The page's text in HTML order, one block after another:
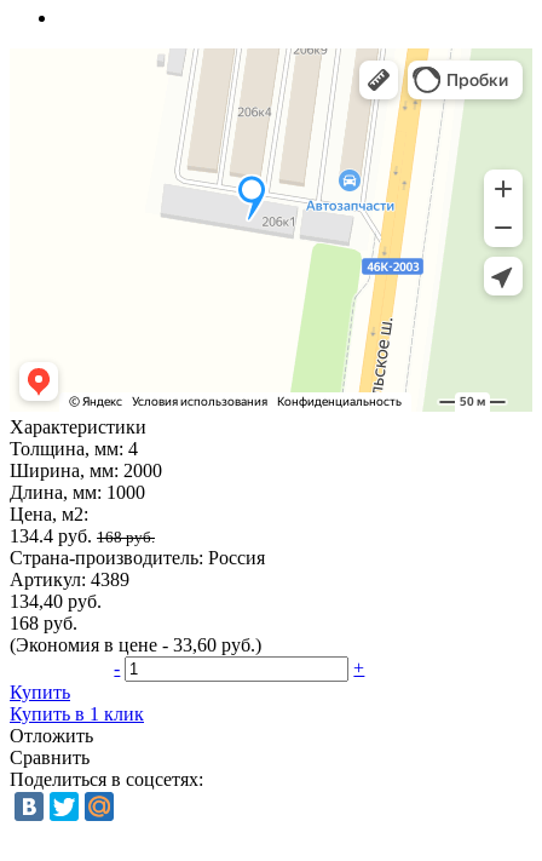
Характеристики
Толщина, мм: 4
Ширина, мм: 2000
Длина, мм: 1000
Цена, м2:
134.4 руб. 168 руб.
Страна-производитель: Россия
Артикул: 4389
134,40 руб.
168 руб.
(Экономия в цене - 33,60 руб.)
-
+
Купить
Купить в 1 клик
Отложить
Сравнить
Поделиться в соцсетях: